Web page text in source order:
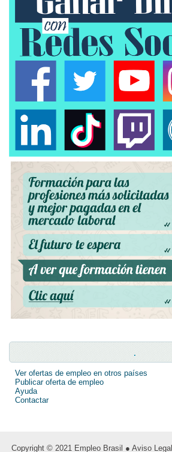
.
Ver ofertas de empleo en otros países
Publicar oferta de empleo
Ayuda
Contactar
Copyright © 2021 Empleo Brasil ● Aviso Legal